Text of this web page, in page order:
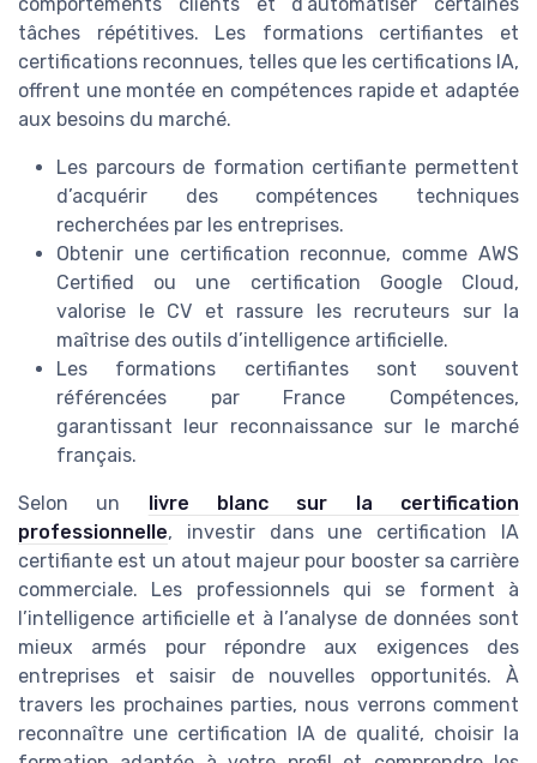
tâches répétitives. Les formations certifiantes et
certifications reconnues, telles que les certifications IA,
offrent une montée en compétences rapide et adaptée
aux besoins du marché.
Les parcours de formation certifiante permettent
d’acquérir des compétences techniques
recherchées par les entreprises.
Obtenir une certification reconnue, comme AWS
Certified ou une certification Google Cloud,
valorise le CV et rassure les recruteurs sur la
maîtrise des outils d’intelligence artificielle.
Les formations certifiantes sont souvent
référencées par France Compétences,
garantissant leur reconnaissance sur le marché
français.
Selon un livre blanc sur la certification
professionnelle, investir dans une certification IA
certifiante est un atout majeur pour booster sa carrière
commerciale. Les professionnels qui se forment à
l’intelligence artificielle et à l’analyse de données sont
mieux armés pour répondre aux exigences des
entreprises et saisir de nouvelles opportunités. À
travers les prochaines parties, nous verrons comment
reconnaître une certification IA de qualité, choisir la